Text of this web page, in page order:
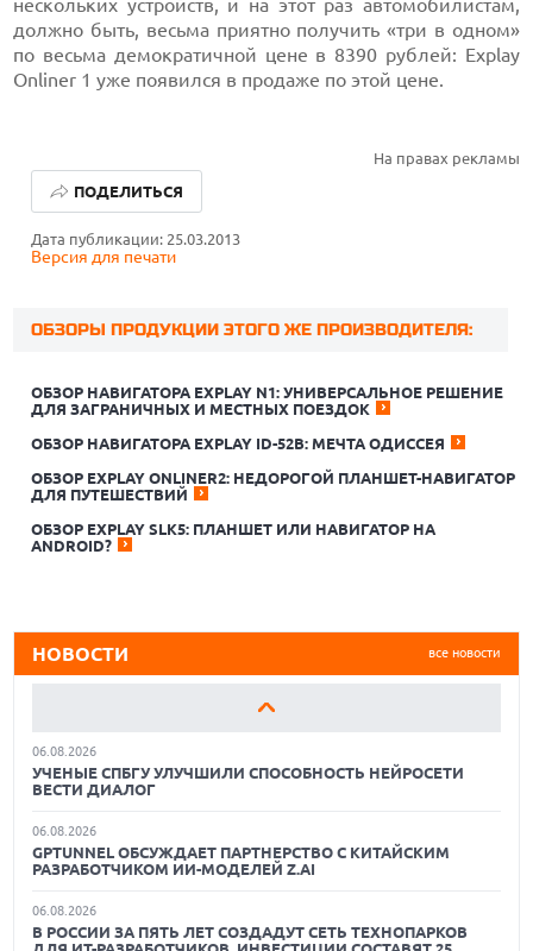
нескольких устройств, и на этот раз автомобилистам,
должно быть, весьма приятно получить «три в одном»
по весьма демократичной цене в 8390 рублей: Explay
Onliner 1 уже появился в продаже по этой цене.
На правах рекламы
Дата публикации: 25.03.2013
Версия для печати
ПОДЕЛИТЬСЯ
ОБЗОРЫ ПРОДУКЦИИ ЭТОГО ЖЕ ПРОИЗВОДИТЕЛЯ:
ОБЗОР НАВИГАТОРА EXPLAY N1: УНИВЕРСАЛЬНОЕ РЕШЕНИЕ
ДЛЯ ЗАГРАНИЧНЫХ И МЕСТНЫХ ПОЕЗДОК
ОБЗОР НАВИГАТОРА EXPLAY ID-52B: МЕЧТА ОДИССЕЯ
ОБЗОР EXPLAY ONLINER2: НЕДОРОГОЙ ПЛАНШЕТ-НАВИГАТОР
ДЛЯ ПУТЕШЕСТВИЙ
ОБЗОР EXPLAY SLK5: ПЛАНШЕТ ИЛИ НАВИГАТОР НА
ANDROID?
все новости
НОВОСТИ
НОВОЕ ГОТОВОЕ РЕШЕНИЕ В ЛИНЕЙКЕ ML SENSE:
ТОЧНОСТЬ ИЗМЕРЕНИЯ ДЕТАЛЕЙ ОТ 0,0125 ММ ПРЯМО В
BI НА ПОРОГЕ НОВОЙ ЭРЫ
ПЕРЕВОЗЧИКОВ НА 15–20% НА ПЛЕЧАХ СВЫШЕ 700 КМ
06.08.2026
УЧЕНЫЕ СПБГУ УЛУЧШИЛИ СПОСОБНОСТЬ НЕЙРОСЕТИ
ВЕСТИ ДИАЛОГ
06.08.2026
GPTUNNEL ОБСУЖДАЕТ ПАРТНЕРСТВО С КИТАЙСКИМ
РАЗРАБОТЧИКОМ ИИ-МОДЕЛЕЙ Z.AI
06.08.2026
В РОССИИ ЗА ПЯТЬ ЛЕТ СОЗДАДУТ СЕТЬ ТЕХНОПАРКОВ
САМЫЕ ЛЕГКИЕ НОУТБУКИ С ДИСКРЕТНОЙ ГРАФИКОЙ: